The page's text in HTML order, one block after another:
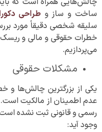
ساخت و ساز و طراحی
سلیقه شخصی دقیقاً مورد
خطرات حقوقی و مالی و
می‌پردازیم.
مشکلات حقوقی
یکی از بزرگترین چالش‌ها و
عدم اطمینان از مالکیت
رسمی و قانونی ثبت نشده
وجود آید: